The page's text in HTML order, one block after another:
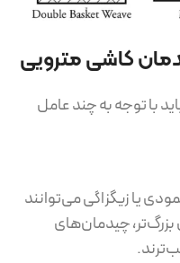
کاشی مترویی
با توجه به چند عامل
یا زیگزاگی می‌توانند
چیدمان‌های